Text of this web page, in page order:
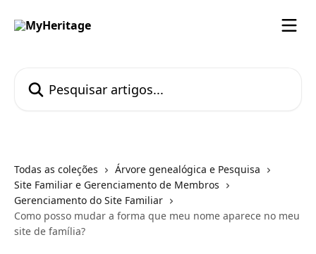
Todas as coleções
Árvore genealógica e Pesquisa
Site Familiar e Gerenciamento de Membros
Gerenciamento do Site Familiar
Como posso mudar a forma que meu nome aparece no meu
site de família?